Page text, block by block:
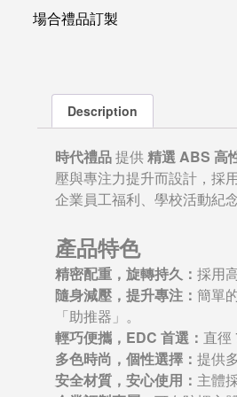
場合禮品訂製
Description
時代禮品提供精選 ABS 高
壓與專注力提升而設計，採
企業員工福利、學校活動紀
產品特色
精密配重，旋轉持久： 採用
隨身減壓，提升專注： 簡單
「助推器」。
輕巧便攜，EDC 首選： 直徑
多色時尚，個性選擇： 提供
安全材質，安心使用： 主體